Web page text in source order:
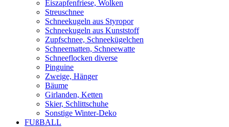
Eiszapfenfriese, Wolken
Streuschnee
Schneekugeln aus Styropor
Schneekugeln aus Kunststoff
Zupfschnee, Schneekügelchen
Schneematten, Schneewatte
Schneeflocken diverse
Pinguine
Zweige, Hänger
Bäume
Girlanden, Ketten
Skier, Schlittschuhe
Sonstige Winter-Deko
FUßBALL